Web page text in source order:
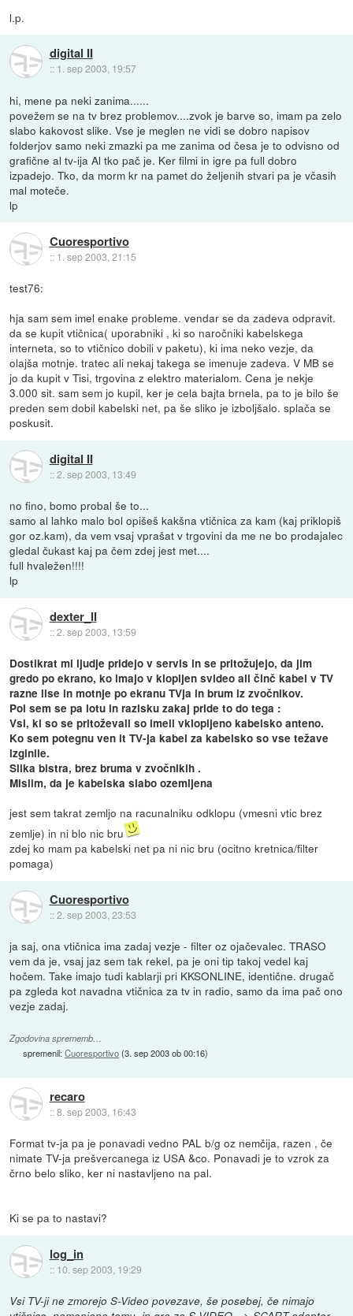
l.p.
digital II
:: 1. sep 2003, 19:57
hi, mene pa neki zanima......
povežem se na tv brez problemov....zvok je barve so, imam pa zelo
slabo kakovost slike. Vse je meglen ne vidi se dobro napisov
folderjov samo neki zmazki pa me zanima od česa je to odvisno od
grafične al tv-ija Al tko pač je. Ker filmi in igre pa full dobro
izpadejo. Tko, da morm kr na pamet do željenih stvari pa je včasih
mal moteče.
lp
Cuoresportivo
:: 1. sep 2003, 21:15
test76:
hja sam sem imel enake probleme. vendar se da zadeva odpravit.
da se kupit vtičnica( uporabniki , ki so naročniki kabelskega
interneta, so to vtičnico dobili v paketu), ki ima neko vezje, da
olajša motnje. tratec ali nekaj takega se imenuje zadeva. V MB se
jo da kupit v Tisi, trgovina z elektro materialom. Cena je nekje
3.000 sit. sam sem jo kupil, ker je cela bajta brnela, pa to je bilo še
preden sem dobil kabelski net, pa še sliko je izboljšalo. splača se
poskusit.
digital II
::2. sep 2003, 13:49
no fino, bomo probal še to...
samo al lahko malo bol opišeš kakšna vtičnica za kam (kaj priklopiš
gor oz.kam), da vem vsaj vprašat v trgovini da me ne bo prodajalec
gledal čukast kaj pa čem zdej jest met....
full hvaležen!!!!
lp
dexter_II
::2. sep 2003, 13:59
Dostikrat mi ljudje pridejo v servis in se pritožujejo, da jim
gredo po ekrano, ko imajo v klopljen svideo ali činč kabel v TV
razne lise in motnje po ekranu TVja in brum iz zvočnikov.
Pol sem se pa lotu in razisku zakaj pride to do tega :
Vsi, ki so se pritoževali so imeli vklopljeno kabelsko anteno.
Ko sem potegnu ven it TV-ja kabel za kabelsko so vse težave
izginile.
Slika bistra, brez bruma v zvočnikih .
Mislim, da je kabelska slabo ozemljena
jest sem takrat zemljo na racunalniku odklopu (vmesni vtic brez
zemlje) in ni blo nic bru
zdej ko mam pa kabelski net pa ni nic bru (ocitno kretnica/filter
pomaga)
Cuoresportivo
::2. sep 2003, 23:53
ja saj, ona vtičnica ima zadaj vezje - filter oz ojačevalec. TRASO
vem da je, vsaj jaz sem tak rekel, pa je oni tip takoj vedel kaj
hočem. Take imajo tudi kablarji pri KKSONLINE, identične. drugač
pa zgleda kot navadna vtičnica za tv in radio, samo da ima pač ono
vezje zadaj.
Zgodovina sprememb…
spremenil:Cuoresportivo(3. sep 2003 ob 00:16)
recaro
::8. sep 2003, 16:43
Format tv-ja pa je ponavadi vedno PAL b/g oz nemčija, razen , če
nimate TV-ja prešvercanega iz USA &co. Ponavadi je to vzrok za
črno belo sliko, ker ni nastavljeno na pal.
Ki se pa to nastavi?
log_in
:: 10. sep 2003, 19:29
Vsi TV-ji ne zmorejo S-Video povezave, še posebej, če nimajo